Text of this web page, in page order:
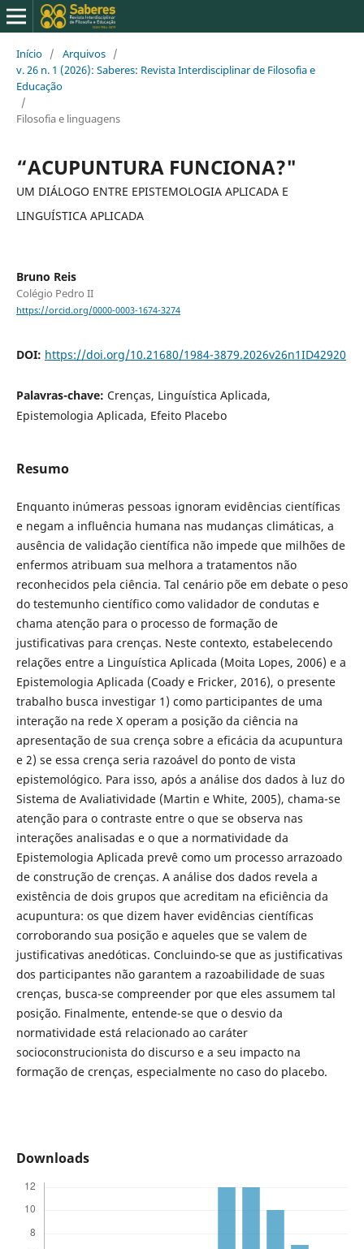
Início / Arquivos /
v. 26 n. 1 (2026): Saberes: Revista Interdisciplinar de Filosofia e
Educação
/
Filosofia e linguagens
“ACUPUNTURA FUNCIONA?"
UM DIÁLOGO ENTRE EPISTEMOLOGIA APLICADA E
LINGUÍSTICA APLICADA
Bruno Reis
Colégio Pedro II
https://orcid.org/0000-0003-1674-3274
DOI: https://doi.org/10.21680/1984-3879.2026v26n1ID42920
Palavras-chave: Crenças, Linguística Aplicada,
Epistemologia Aplicada, Efeito Placebo
Resumo
Enquanto inúmeras pessoas ignoram evidências científicas
e negam a influência humana nas mudanças climáticas, a
ausência de validação científica não impede que milhões de
enfermos atribuam sua melhora a tratamentos não
reconhecidos pela ciência. Tal cenário põe em debate o peso
do testemunho científico como validador de condutas e
chama atenção para o processo de formação de
justificativas para crenças. Neste contexto, estabelecendo
relações entre a Linguística Aplicada (Moita Lopes, 2006) e a
Epistemologia Aplicada (Coady e Fricker, 2016), o presente
trabalho busca investigar 1) como participantes de uma
interação na rede X operam a posição da ciência na
apresentação de sua crença sobre a eficácia da acupuntura
e 2) se essa crença seria razoável do ponto de vista
epistemológico. Para isso, após a análise dos dados à luz do
Sistema de Avaliatividade (Martin e White, 2005), chama-se
atenção para o contraste entre o que se observa nas
interações analisadas e o que a normatividade da
Epistemologia Aplicada prevê como um processo arrazoado
de construção de crenças. A análise dos dados revela a
existência de dois grupos que acreditam na eficiência da
acupuntura: os que dizem haver evidências científicas
corroborando sua posição e aqueles que se valem de
justificativas anedóticas. Concluindo-se que as justificativas
dos participantes não garantem a razoabilidade de suas
crenças, busca-se compreender por que eles assumem tal
posição. Finalmente, entende-se que o desvio da
normatividade está relacionado ao caráter
socioconstrucionista do discurso e a seu impacto na
formação de crenças, especialmente no caso do placebo.
Downloads